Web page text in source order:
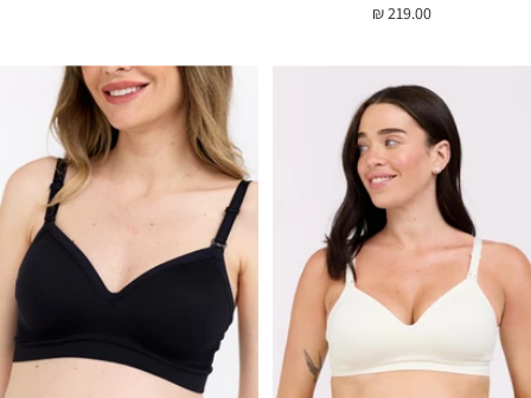
מחיר
219.00 ₪